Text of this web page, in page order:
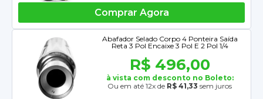
Comprar Agora
Abafador Selado Corpo 4 Ponteira Saída
Reta 3 Pol Encaixe 3 Pol E 2 Pol 1/4
R$ 496,00
à vista com desconto no Boleto:
Ou em até 12x de R$ 41,33 sem juros